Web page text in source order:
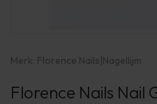
Merk: Florence Nails|Nagellijm
Florence Nails Nail